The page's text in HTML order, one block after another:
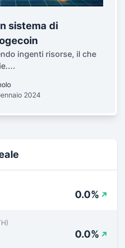
sistema di
ingenti risorse, il che
2024
0.0%
0.0%